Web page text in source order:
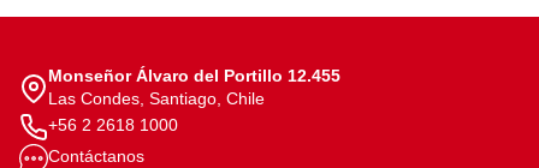
Monseñor Álvaro del Portillo 12.455
Las Condes, Santiago, Chile
+56 2 2618 1000
Contáctanos